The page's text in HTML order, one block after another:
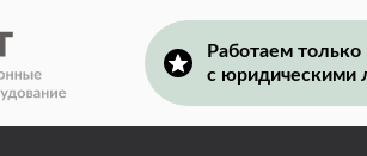
Работаем только
с юридическими